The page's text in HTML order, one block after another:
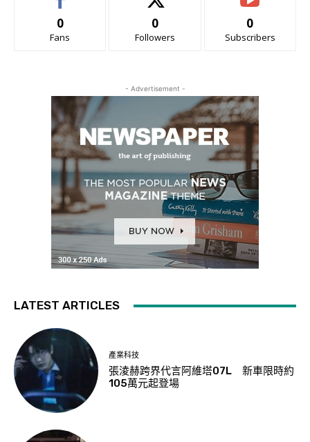
0
Fans
0
Followers
0
Subscribers
- Advertisement -
LATEST ARTICLES
產業科技
張淩赫跨界代言阿維塔07L 新車限時約
105萬元起登場